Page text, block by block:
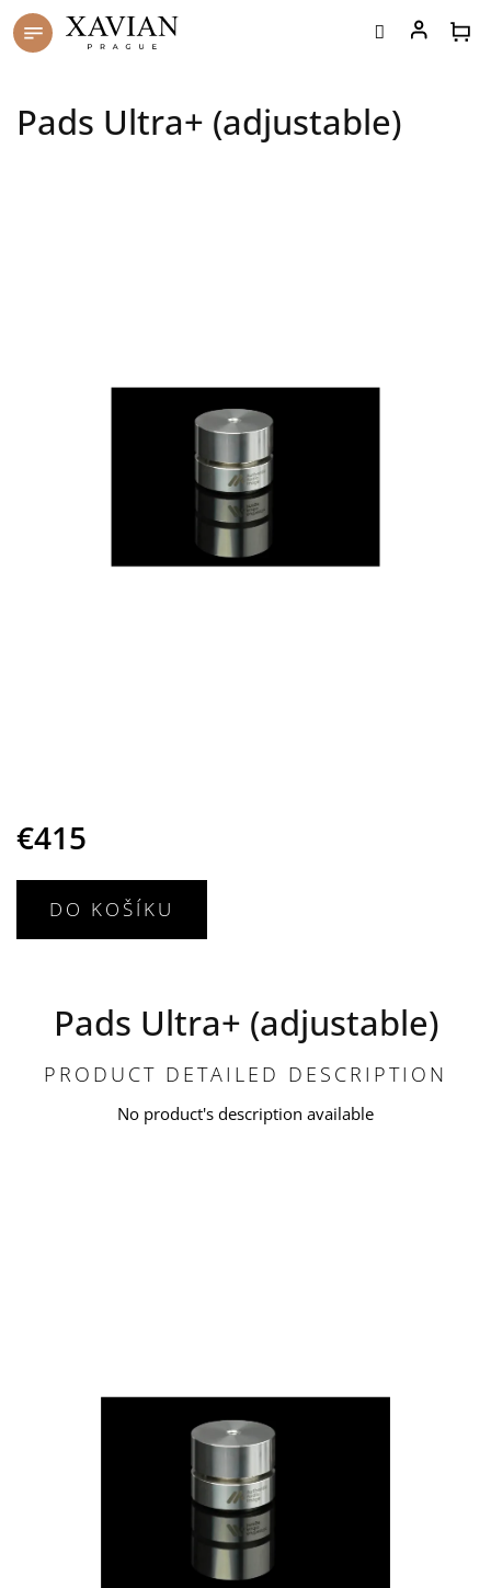
Skip
Pads Ultra+ (adjustable)
€415
DO KOŠÍKU
Pads Ultra+ (adjustable)
PRODUCT DETAILED DESCRIPTION
No product's description available